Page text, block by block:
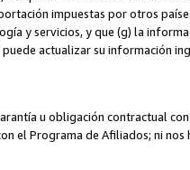
impuestas por otros
y servicios, y que (g) la
actualizar su información
u obligación contractual
el Programa de Afiliados; ni